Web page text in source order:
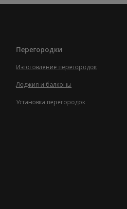
Перегородки
Изготовление перегородок
Лоджия и балконы
Установка перегородок